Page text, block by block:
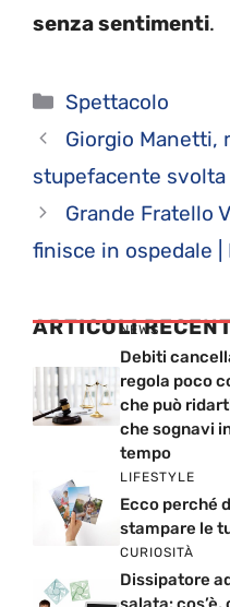
senza sentimenti.
Categorie
Spettacolo
Giorgio Manetti,
stupefacente svolta
Grande Fratello
finisce in ospedale
ARTICOLINEWS
Debiti
regola poco
che può
che sognavi
tempo
LIFESTYLE
Ecco perché
stampare le
CURIOSITÀ
Dissipatore